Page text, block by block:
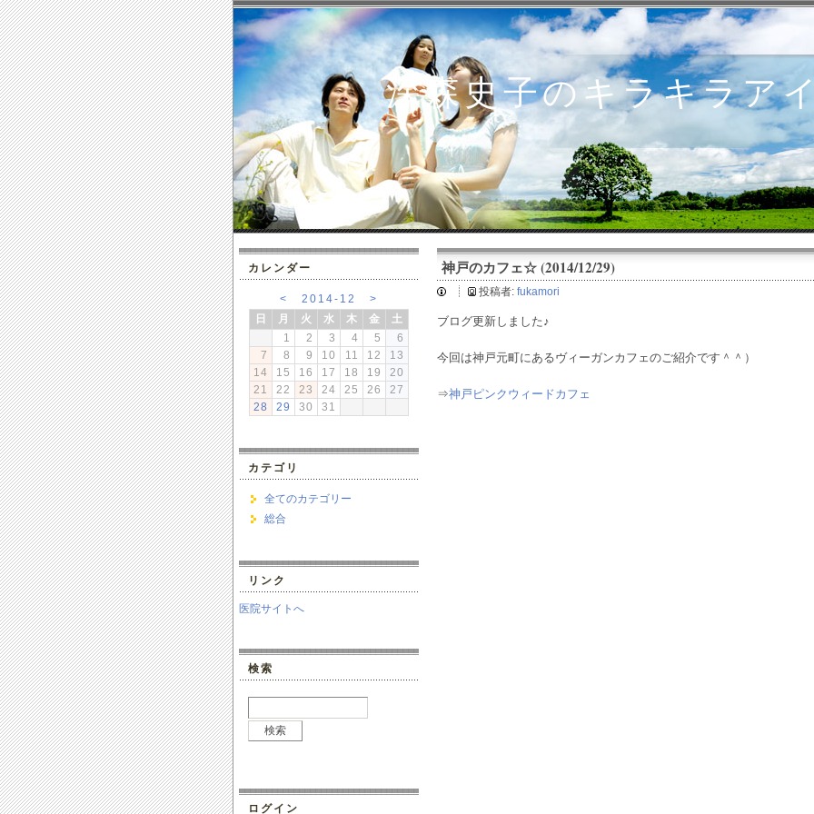
深森史子のキラキラア
神戸のカフェ☆ (2014/12/29)
投稿者: fukamori
ブログ更新しました♪
今回は神戸元町にあるヴィーガンカフェのご紹介です＾＾）
⇒神戸ピンクウィードカフェ
カレンダー
< 2014-12
>
日
月 火 水 木 金
土
1
2 3 4 5
6
7
8 9 10 11 12
13
14
15 16 17 18 19
20
21
22 23 24 25 26
27
28
29 30 31
カテゴリ
全てのカテゴリー
総合
リンク
医院サイトへ
検索
ログイン